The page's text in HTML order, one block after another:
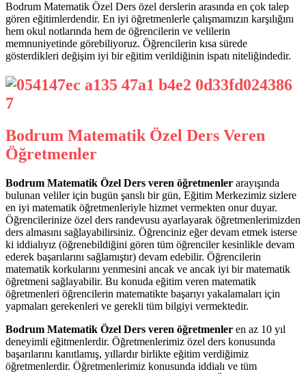
Bodrum Matematik Özel Ders özel derslerin arasında en çok talep
gören eğitimlerdendir. En iyi öğretmenlerle çalışmamızın karşılığını
hem okul notlarında hem de öğrencilerin ve velilerin
memnuniyetinde görebiliyoruz. Öğrencilerin kısa sürede
gösterdikleri değişim iyi bir eğitim verildiğinin ispatı niteliğindedir.
Bodrum Matematik Özel Ders Veren
Öğretmenler
Bodrum Matematik Özel Ders veren öğretmenler arayışında
bulunan veliler için bugün şanslı bir gün, Eğitim Merkezimiz sizlere
en iyi matematik öğretmenleriyle hizmet vermekten onur duyar.
Öğrencilerinize özel ders randevusu ayarlayarak öğretmenlerimizden
ders almasını sağlayabilirsiniz. Öğrenciniz eğer devam etmek isterse
ki iddialıyız (öğrenebildiğini gören tüm öğrenciler kesinlikle devam
ederek başarılarını sağlamıştır) devam edebilir. Öğrencilerin
matematik korkularını yenmesini ancak ve ancak iyi bir matematik
öğretmeni sağlayabilir. Bu konuda eğitim veren matematik
öğretmenleri öğrencilerin matematikte başarıyı yakalamaları için
yapmaları gerekenleri ve gerekli tüm bilgiyi vermektedir.
Bodrum Matematik Özel Ders veren öğretmenler en az 10 yıl
deneyimli eğitmenlerdir. Öğretmenlerimiz özel ders konusunda
başarılarını kanıtlamış, yıllardır birlikte eğitim verdiğimiz
öğretmenlerdir. Öğretmenlerimiz konusunda iddialı ve tüm